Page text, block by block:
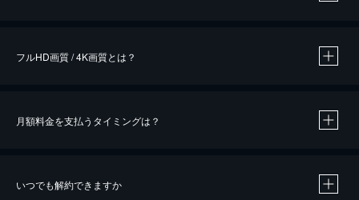
※40％ポイント還元の対象は、クレジットカード決済による作品の購入 / レンタルです。
フルHD画質 / 4K画質とは？
月額料金を支払うタイミングは？
いつでも解約できますか